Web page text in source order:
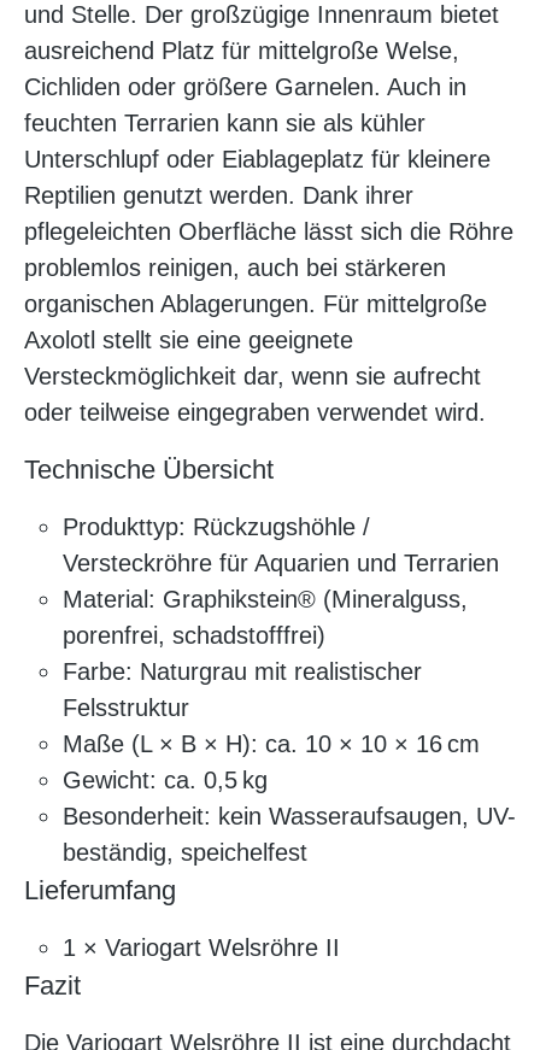
und Stelle. Der großzügige Innenraum bietet
ausreichend Platz für mittelgroße Welse,
Cichliden oder größere Garnelen. Auch in
feuchten Terrarien kann sie als kühler
Unterschlupf oder Eiablageplatz für kleinere
Reptilien genutzt werden. Dank ihrer
pflegeleichten Oberfläche lässt sich die Röhre
problemlos reinigen, auch bei stärkeren
organischen Ablagerungen. Für mittelgroße
Axolotl stellt sie eine geeignete
Versteckmöglichkeit dar, wenn sie aufrecht
oder teilweise eingegraben verwendet wird.
Technische Übersicht
Produkttyp: Rückzugshöhle /
Versteckröhre für Aquarien und Terrarien
Material: Graphikstein® (Mineralguss,
porenfrei, schadstofffrei)
Farbe: Naturgrau mit realistischer
Felsstruktur
Maße (L × B × H): ca. 10 × 10 × 16 cm
Gewicht: ca. 0,5 kg
Besonderheit: kein Wasseraufsaugen, UV-
beständig, speichelfest
Lieferumfang
1 × Variogart Welsröhre II
Fazit
Die Variogart Welsröhre II ist eine durchdacht